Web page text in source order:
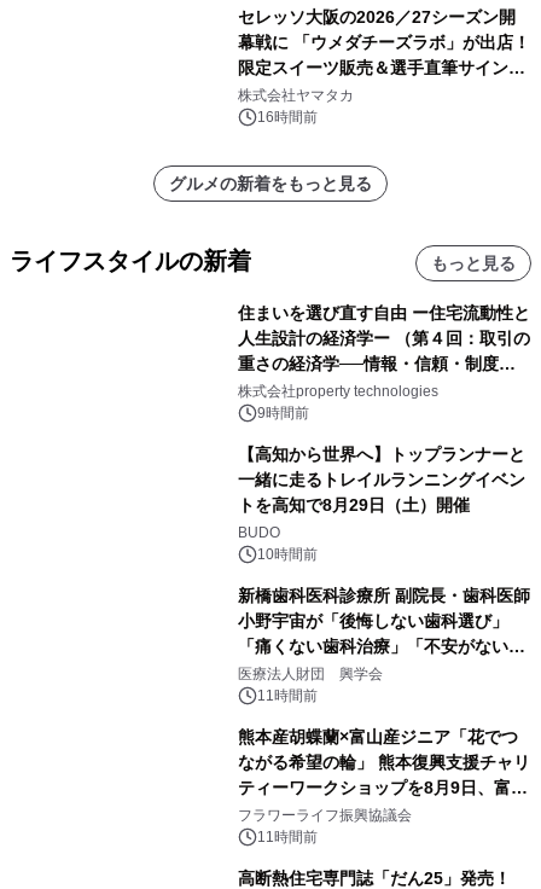
セレッソ大阪の2026／27シーズン開
幕戦に 「ウメダチーズラボ」が出店！
限定スイーツ販売＆選手直筆サイング
ッズが当たる抽選会を 8月8日に開催
株式会社ヤマタカ
16時間前
グルメの新着をもっと見る
ライフスタイルの新着 もっと見る
住まいを選び直す自由 ー住宅流動性と
人生設計の経済学ー （第４回：取引の
重さの経済学──情報・信頼・制度を
PropTechはどう組み替えるか）｜
PropTech-Lab
株式会社property technologies
9時間前
【高知から世界へ】トップランナーと
一緒に走るトレイルランニングイベン
トを高知で8月29日（土）開催
BUDO
10時間前
新橋歯科医科診療所 副院長・歯科医師
小野宇宙が「後悔しない歯科選び」
「痛くない歯科治療」「不安がない治
療計画」をテーマに専門監修
医療法人財団 興学会
11時間前
熊本産胡蝶蘭×富山産ジニア「花でつ
ながる希望の輪」 熊本復興支援チャリ
ティーワークショップを8月9日、富
山・射水で開催
フラワーライフ振興協議会
11時間前
高断熱住宅専門誌「だん25」発売！